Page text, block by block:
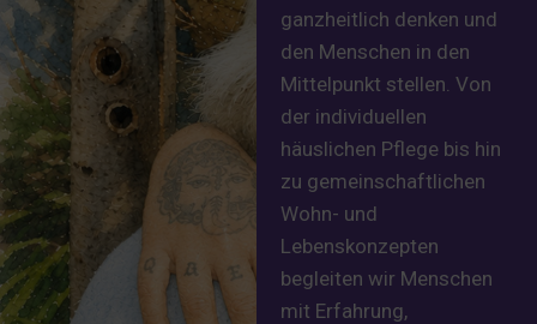
ganzheitlich denken und
den Menschen in den
Mittelpunkt stellen. Von
der individuellen
häuslichen Pflege bis hin
zu gemeinschaftlichen
Wohn- und
Lebenskonzepten
begleiten wir Menschen
mit Erfahrung,